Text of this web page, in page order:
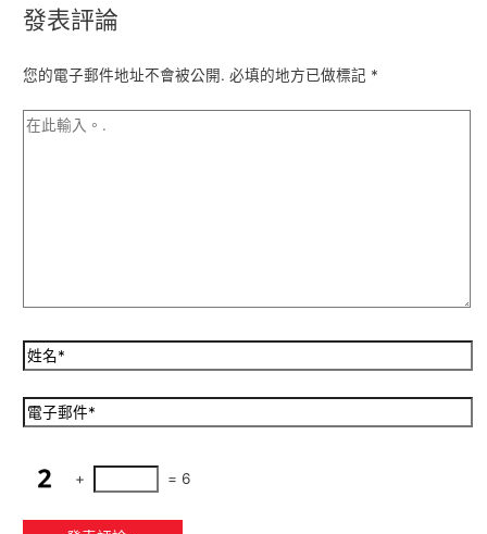
發表評論
您的電子郵件地址不會被公開. 必填的地方已做標記 *
+ = 6